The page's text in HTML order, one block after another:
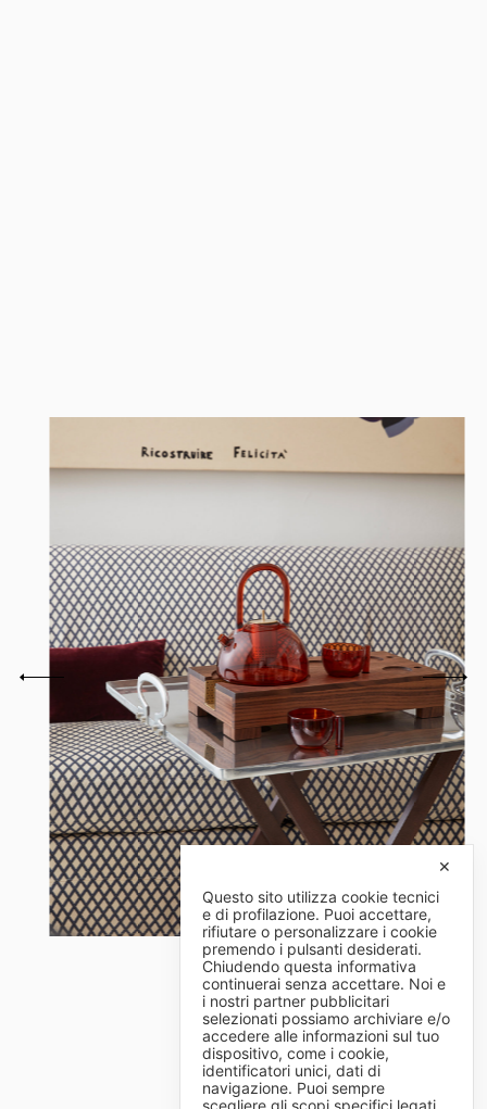
✕
Questo sito utilizza cookie tecnici
e di profilazione. Puoi accettare,
rifiutare o personalizzare i cookie
premendo i pulsanti desiderati.
Chiudendo questa informativa
continuerai senza accettare. Noi e
i nostri partner pubblicitari
selezionati possiamo archiviare e/o
accedere alle informazioni sul tuo
dispositivo, come i cookie,
identificatori unici, dati di
navigazione. Puoi sempre